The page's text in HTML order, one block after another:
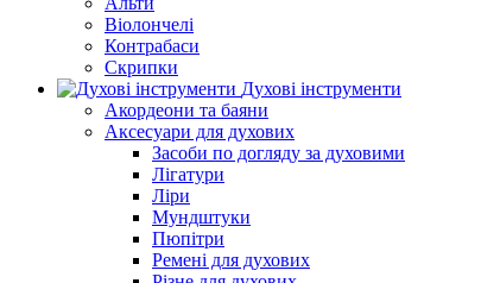
Віолончелі
Контрабаси
Скрипки
Духові інструменти
Акордеони та баяни
Аксесуари для духових
Засоби по догляду за духовими
Лігатури
Ліри
Мундштуки
Пюпітри
Ремені для духових